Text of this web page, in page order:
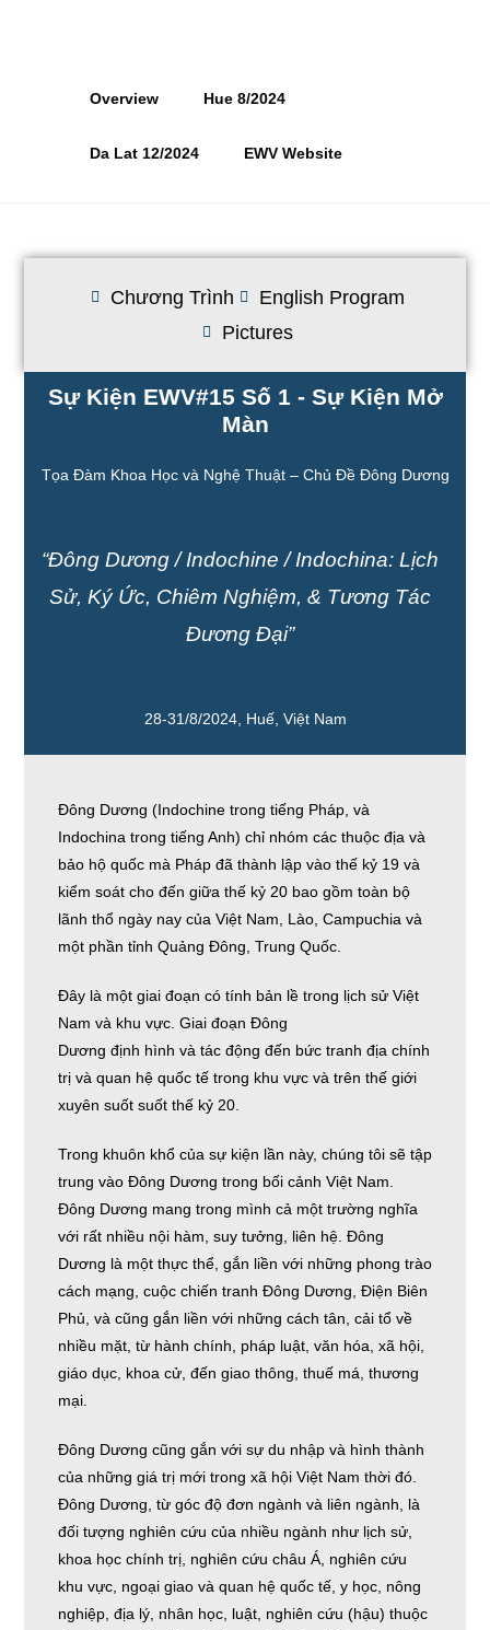
Overview Hue 8/2024
Da Lat 12/2024 EWV Website
Chương Trình
English Program
Pictures
Sự Kiện EWV#15 Số 1 - Sự Kiện Mở
Màn
Tọa Đàm Khoa Học và Nghệ Thuật – Chủ Đề Đông Dương
“Đông Dương / Indochine / Indochina: Lịch
Sử, Ký Ức, Chiêm Nghiệm, & Tương Tác
Đương Đại”
28-31/8/2024, Huế, Việt Nam
Đông Dương (Indochine trong tiếng Pháp, và
Indochina trong tiếng Anh) chỉ nhóm các thuộc địa và
bảo hộ quốc mà Pháp đã thành lập vào thế kỷ 19 và
kiểm soát cho đến giữa thế kỷ 20 bao gồm toàn bộ
lãnh thổ ngày nay của Việt Nam, Lào, Campuchia và
một phần tỉnh Quảng Đông, Trung Quốc.
Đây là một giai đoạn có tính bản lề trong lịch sử Việt
Nam và khu vực. Giai đoạn Đông
Dương định hình và tác động đến bức tranh địa chính
trị và quan hệ quốc tế trong khu vực và trên thế giới
xuyên suốt suốt thế kỷ 20.
Trong khuôn khổ của sự kiện lần này, chúng tôi sẽ tập
trung vào Đông Dương trong bối cảnh Việt Nam.
Đông Dương mang trong mình cả một trường nghĩa
với rất nhiều nội hàm, suy tưởng, liên hệ. Đông
Dương là một thực thể, gắn liền với những phong trào
cách mạng, cuộc chiến tranh Đông Dương, Điện Biên
Phủ, và cũng gắn liền với những cách tân, cải tổ về
nhiều mặt, từ hành chính, pháp luật, văn hóa, xã hội,
giáo dục, khoa cử, đến giao thông, thuế má, thương
mại.
Đông Dương cũng gắn với sự du nhập và hình thành
của những giá trị mới trong xã hội Việt Nam thời đó.
Đông Dương, từ góc độ đơn ngành và liên ngành, là
đối tượng nghiên cứu của nhiều ngành như lịch sử,
khoa học chính trị, nghiên cứu châu Á, nghiên cứu
khu vực, ngoại giao và quan hệ quốc tế, y học, nông
nghiệp, địa lý, nhân học, luật, nghiên cứu (hậu) thuộc